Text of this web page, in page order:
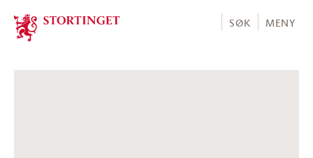
Stortinget.no
SØK MENY